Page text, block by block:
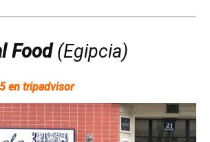
Food(Egipcia)
en tripadvisor